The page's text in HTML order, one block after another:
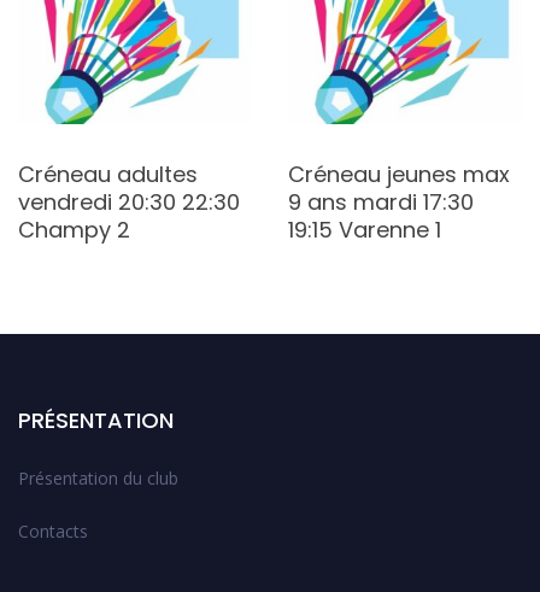
Créneau adultes
vendredi 20:30 22:30
Champy 2
Créneau jeunes max
9 ans mardi 17:30
19:15 Varenne 1
PRÉSENTATION
Présentation du club
Contacts